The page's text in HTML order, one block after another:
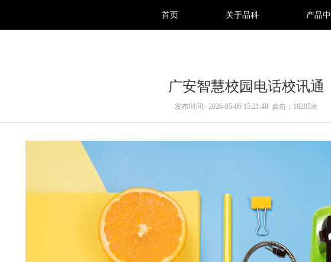
首页 关于品科 产品
广安智慧校园电话校讯通
发布时间: 2026-05-06 15:21:48 点击：18205次